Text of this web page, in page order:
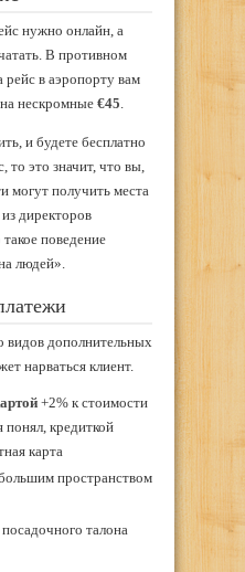
нужно онлайн, а
В противном
рейс в аэропорту вам
нескромные €45.
и будете бесплатно
то это значит, что вы,
могут получить места
директоров
поведение
людей».
видов дополнительных
нарваться клиент.
+2% к стоимости
понял, кредиткой
карта
пространством
талона